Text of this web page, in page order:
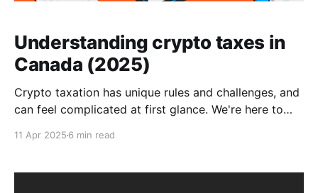
Understanding crypto taxes in
Canada (2025)
Crypto taxation has unique rules and challenges, and
can feel complicated at first glance. We're here to
11 Apr 2025 6 min read